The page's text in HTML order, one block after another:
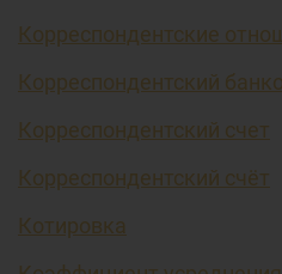
Корреспондентские
Корреспондентский
Корреспондентский счет
Корреспондентский счёт
Котировка